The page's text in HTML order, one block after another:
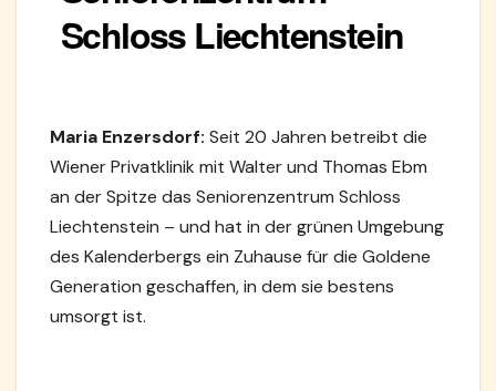
Schloss Liechtenstein
Maria Enzersdorf: Seit 20 Jahren betreibt die
Wiener Privatklinik mit Walter und Thomas Ebm
an der Spitze das Seniorenzentrum Schloss
Liechtenstein – und hat in der grünen Umgebung
des Kalenderbergs ein Zuhause für die Goldene
Generation geschaffen, in dem sie bestens
umsorgt ist.